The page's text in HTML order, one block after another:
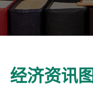
经济资讯